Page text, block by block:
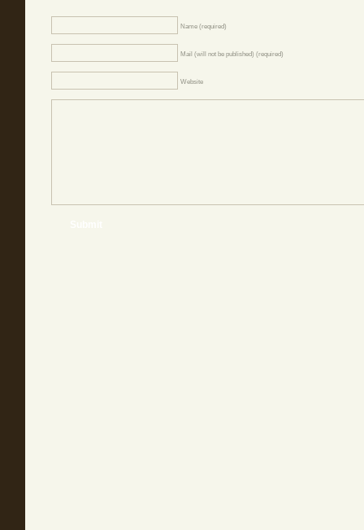
Name (required)
Mail (will not be published) (required)
Website